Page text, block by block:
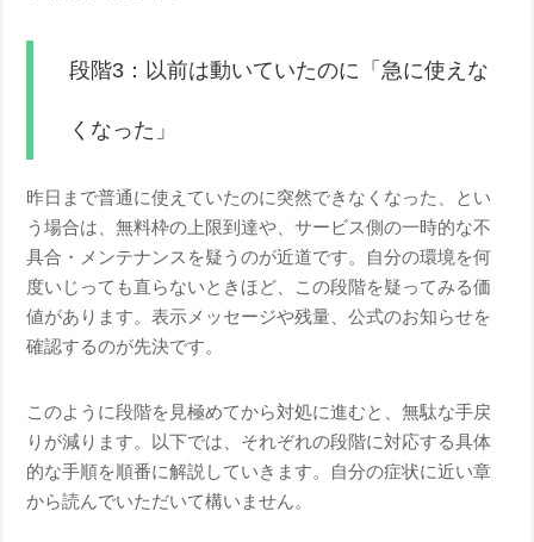
段階3：以前は動いていたのに「急に使えな
くなった」
昨日まで普通に使えていたのに突然できなくなった、とい
う場合は、無料枠の上限到達や、サービス側の一時的な不
具合・メンテナンスを疑うのが近道です。自分の環境を何
度いじっても直らないときほど、この段階を疑ってみる価
値があります。表示メッセージや残量、公式のお知らせを
確認するのが先決です。
このように段階を見極めてから対処に進むと、無駄な手戻
りが減ります。以下では、それぞれの段階に対応する具体
的な手順を順番に解説していきます。自分の症状に近い章
から読んでいただいて構いません。